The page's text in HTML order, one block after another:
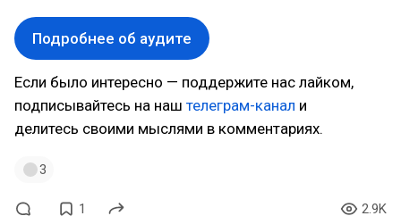
Подробнее об аудите
Если было интересно — поддержите нас лайком,
подписывайтесь на наш телеграм-канал и
делитесь своими мыслями в комментариях.
3
1 2.9K